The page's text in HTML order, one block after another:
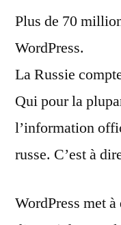
Plus de 70
WordPress.
La Russie
Qui pour la
l’information
russe. C’est à
WordPress met